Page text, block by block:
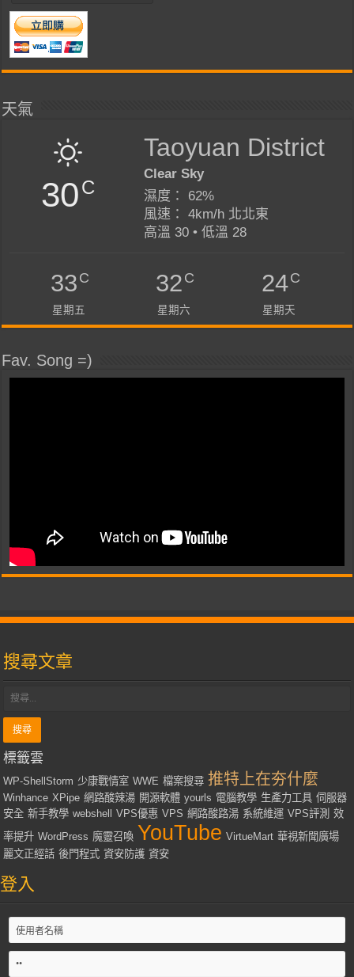
天氣
30C
Taoyuan District
Clear Sky
濕度： 62%
風速： 4km/h 北北東
高溫 30 • 低溫 28
33C
星期五
32C
星期六
24C
星期天
Fav. Song =)
搜尋文章
標籤雲
WP-ShellStorm 少康戰情室 WWE 檔案搜尋 推特上在夯什麼
Winhance XPipe 網路酸辣湯 開源軟體 yourls 電腦教學 生產力工具 伺服器
安全 新手教學 webshell VPS優惠 VPS 網路酸路湯 系統維運 VPS評測 效
率提升 WordPress 魔靈召喚 YouTube VirtueMart 華視新聞廣場
麗文正經話 後門程式 資安防護 資安
登入